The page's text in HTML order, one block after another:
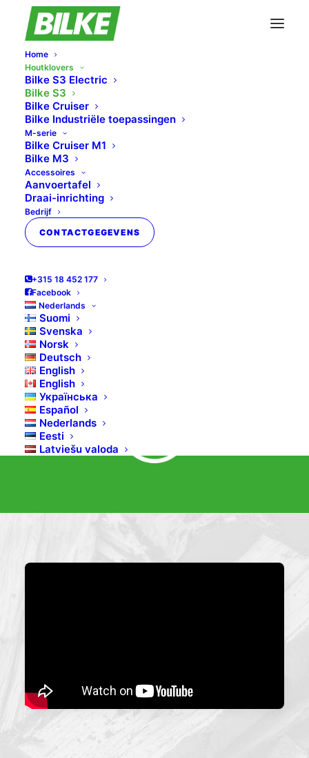
Home
Houtklovers
Bilke S3 Electric
Bilke S3
Bilke Cruiser
Bilke Industriële toepassingen
M-serie
Bilke Cruiser M1
Bilke M3
Accessoires
Aanvoertafel
Draai-inrichting
Bedrijf
CONTACTGEGEVENS
+315 18 452 177
Facebook
Nederlands
Suomi
Svenska
Norsk
Deutsch
English
English
Українська
Español
Nederlands
Eesti
Latviešu valoda
Houtklover Bilke S3
SNEL EN VEILIG HOUT KLOVEN